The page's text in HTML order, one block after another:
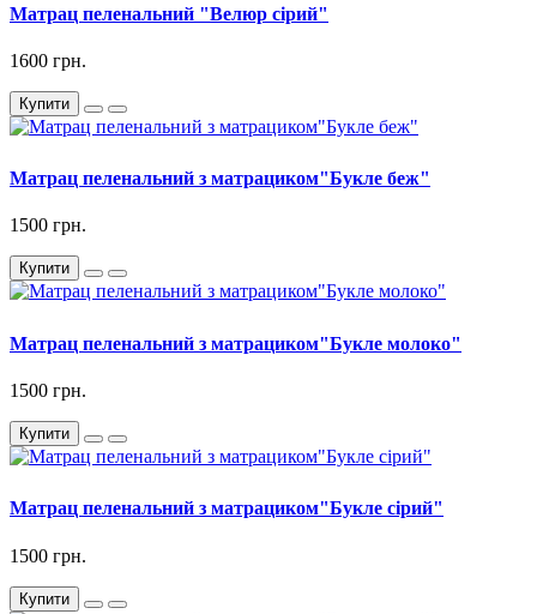
Матрац пеленальний "Велюр сірий"
1600 грн.
Купити
Матрац пеленальний з матрациком"Букле беж"
1500 грн.
Купити
Матрац пеленальний з матрациком"Букле молоко"
1500 грн.
Купити
Матрац пеленальний з матрациком"Букле сірий"
1500 грн.
Купити